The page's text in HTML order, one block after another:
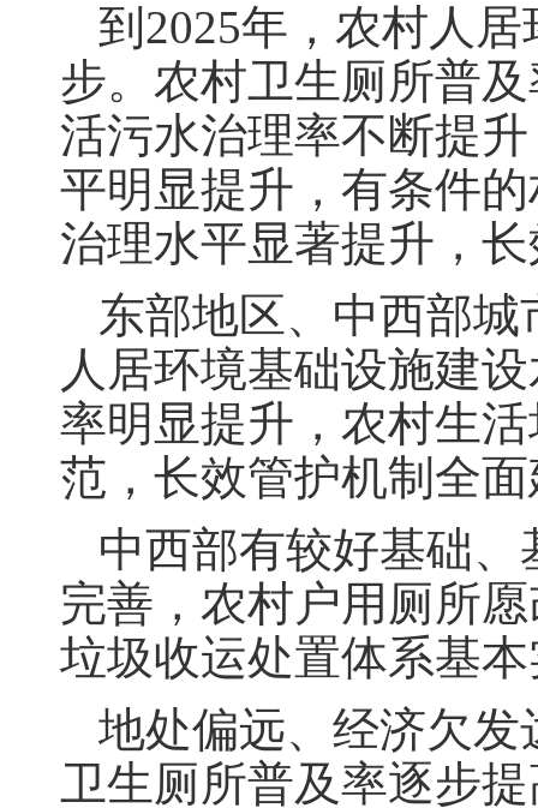
到2025年，农村人
步。农村卫生厕所普
活污水治理率不断提
平明显提升，有条件
治理水平显著提升，
东部地区、中西部
人居环境基础设施建
率明显提升，农村生
范，长效管护机制全
中西部有较好基础
完善，农村户用厕所
垃圾收运处置体系基
地处偏远、经济欠
卫生厕所普及率逐步